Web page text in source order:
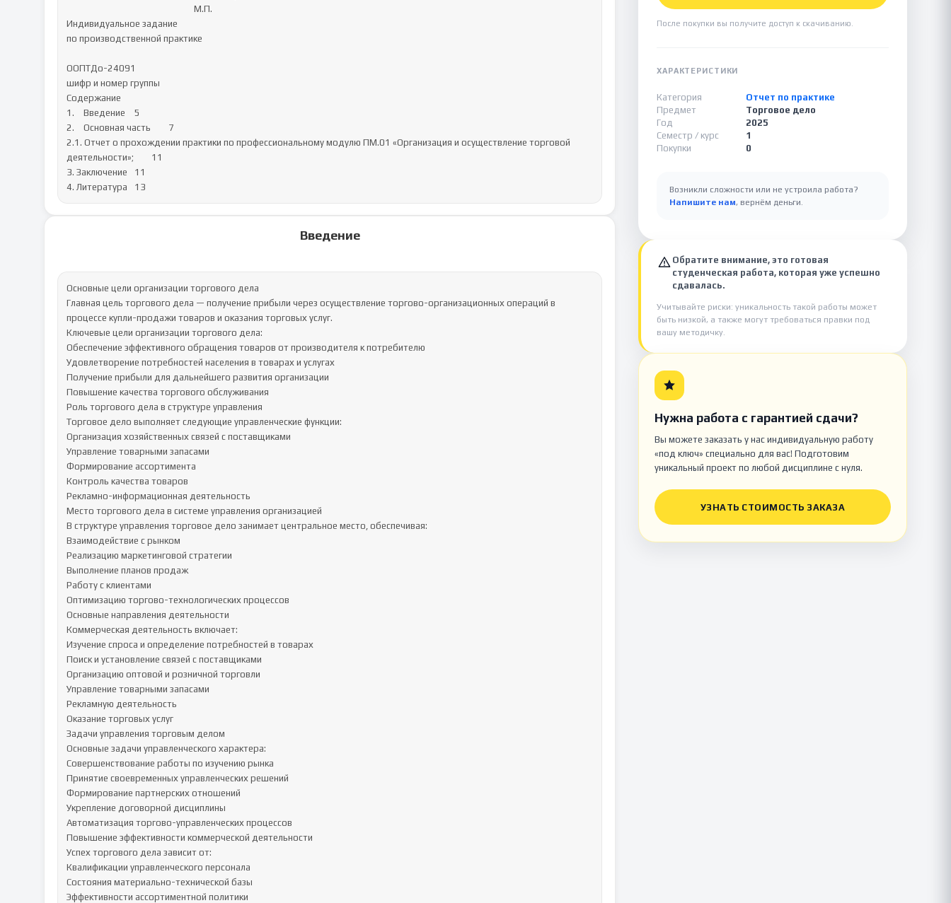
Индивидуальное задание
по производственной практике
ООПТДо-24091
шифр и номер группы
Содержание
1.	Введение	5
2.	Основная часть	7
2.1. Отчет о прохождении практики по профессиональному модулю ПМ.01 «Организация и осуществление торговой
деятельности»;	11
3. Заключение	11
4. Литература	13
Введение
Основные цели организации торгового дела
Главная цель торгового дела — получение прибыли через осуществление торгово-организационных операций в
процессе купли-продажи товаров и оказания торговых услуг.
Ключевые цели организации торгового дела:
Обеспечение эффективного обращения товаров от производителя к потребителю
Удовлетворение потребностей населения в товарах и услугах
Получение прибыли для дальнейшего развития организации
Повышение качества торгового обслуживания
Роль торгового дела в структуре управления
Торговое дело выполняет следующие управленческие функции:
Организация хозяйственных связей с поставщиками
Управление товарными запасами
Формирование ассортимента
Контроль качества товаров
Рекламно-информационная деятельность
Место торгового дела в системе управления организацией
В структуре управления торговое дело занимает центральное место, обеспечивая:
Взаимодействие с рынком
Реализацию маркетинговой стратегии
Выполнение планов продаж
Работу с клиентами
Оптимизацию торгово-технологических процессов
Основные направления деятельности
Коммерческая деятельность включает:
Изучение спроса и определение потребностей в товарах
Поиск и установление связей с поставщиками
Организацию оптовой и розничной торговли
Управление товарными запасами
Рекламную деятельность
Оказание торговых услуг
Задачи управления торговым делом
Основные задачи управленческого характера:
Совершенствование работы по изучению рынка
Принятие своевременных управленческих решений
Формирование партнерских отношений
Укрепление договорной дисциплины
Автоматизация торгово-управленческих процессов
Повышение эффективности коммерческой деятельности
Успех торгового дела зависит от:
Квалификации управленческого персонала
Состояния материально-технической базы
Эффективности ассортиментной политики
После покупки вы получите доступ к скачиванию.
ХАРАКТЕРИСТИКИ
Категория
Отчет по практике
Предмет
Торговое дело
Год
2025
Семестр / курс
1
Покупки
0
Возникли сложности или не устроила работа?
Напишите нам, вернём деньги.
Обратите внимание, это готовая
студенческая работа, которая уже успешно
сдавалась.
Учитывайте риски: уникальность такой работы может
быть низкой, а также могут требоваться правки под
вашу методичку.
Нужна работа с гарантией сдачи?
Вы можете заказать у нас индивидуальную работу
«под ключ» специально для вас! Подготовим
уникальный проект по любой дисциплине с нуля.
УЗНАТЬ СТОИМОСТЬ ЗАКАЗА